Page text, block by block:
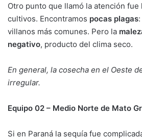
Otro punto que llamó la atención fue
cultivos. Encontramos pocas plagas
villanos más comunes. Pero la
negativo, producto del clima seco.
En general, la cosecha en el Oeste
irregular.
Equipo 02 – Medio Norte de Mato
Si en Paraná la sequía fue